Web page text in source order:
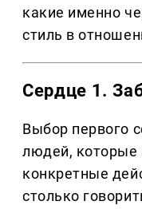
какие именно
стиль в
Сердце 1.
Выбор первого
людей,
конкретные
столько